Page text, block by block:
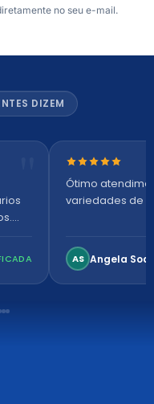
no seu e-mail.
DIZEM
Nota 5 de 5
Ótimo
variedades de
AS Angela